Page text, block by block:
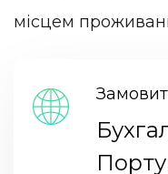
місцем